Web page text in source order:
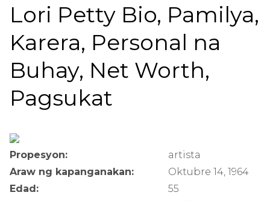
Lori Petty Bio, Pamilya,
Karera, Personal na
Buhay, Net Worth,
Pagsukat
Propesyon:
artista
Araw ng kapanganakan:
Oktubre 14, 1964
Edad:
55